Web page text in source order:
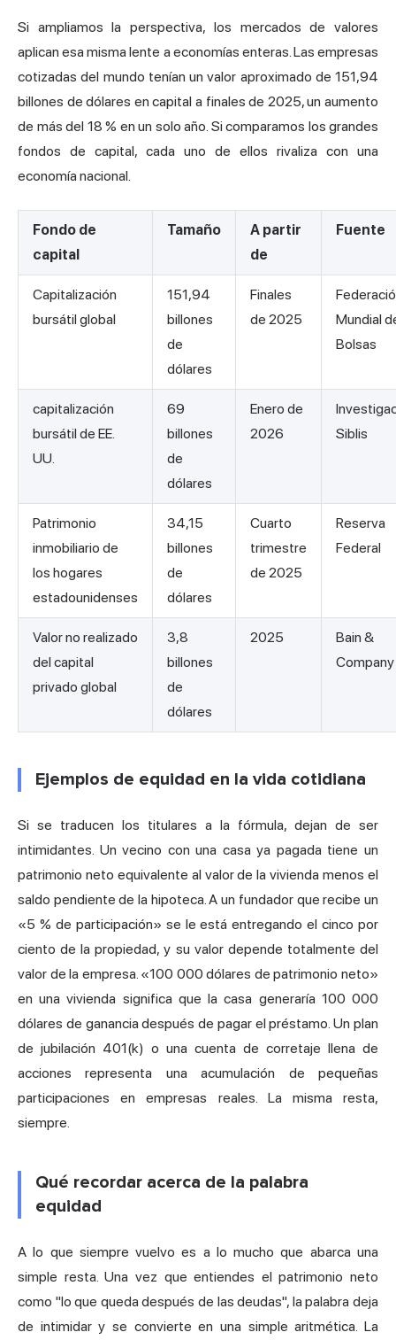
Si ampliamos la perspectiva, los mercados de valores
aplican esa misma lente a economías enteras. Las empresas
cotizadas del mundo tenían un valor aproximado de 151,94
billones de dólares en capital a finales de 2025, un aumento
de más del 18 % en un solo año. Si comparamos los grandes
fondos de capital, cada uno de ellos rivaliza con una
economía nacional.
Fondo de
capital
Tamaño
A partir
de
Fuente
Capitalización
bursátil global
151,94
billones
de
dólares
Finales
de 2025
Mundial
Bolsas
capitalización
bursátil de EE.
UU.
69
billones
de
dólares
Enero de
2026
Siblis
Patrimonio
inmobiliario de
los hogares
estadounidenses
34,15
billones
de
dólares
Cuarto
trimestre
de 2025
Reserva
Federal
Valor no realizado
del capital
privado global
3,8
billones
de
dólares
2025
Bain &
Company
Ejemplos de equidad en la vida cotidiana
Si se traducen los titulares a la fórmula, dejan de ser
intimidantes. Un vecino con una casa ya pagada tiene un
patrimonio neto equivalente al valor de la vivienda menos el
saldo pendiente de la hipoteca. A un fundador que recibe un
«5 % de participación» se le está entregando el cinco por
ciento de la propiedad, y su valor depende totalmente del
valor de la empresa. «100 000 dólares de patrimonio neto»
en una vivienda significa que la casa generaría 100 000
dólares de ganancia después de pagar el préstamo. Un plan
de jubilación 401(k) o una cuenta de corretaje llena de
acciones representa una acumulación de pequeñas
participaciones en empresas reales. La misma resta,
siempre.
Qué recordar acerca de la palabra
equidad
A lo que siempre vuelvo es a lo mucho que abarca una
simple resta. Una vez que entiendes el patrimonio neto
como "lo que queda después de las deudas", la palabra deja
de intimidar y se convierte en una simple aritmética. La